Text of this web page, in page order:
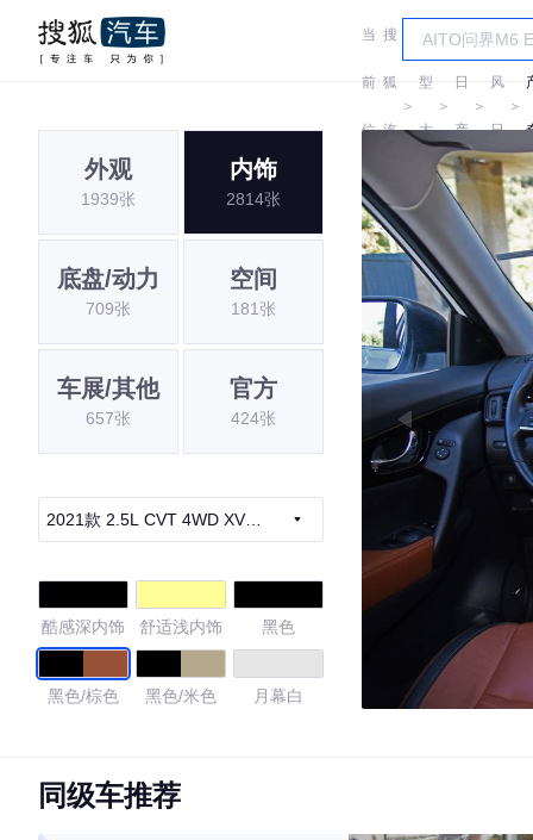
当
前
位
置:
搜
狐
汽
＞
车
型
大
＞
日
产
＞
东
风
日
产
＞
外观
1939张
内饰
2814张
底盘/动力
709张
空间
181张
车展/其他
657张
官方
424张
2021款 2.5L CVT 4WD XV
酷感深内饰 舒适浅内饰 黑色
黑色/棕色 黑色/米色 月幕白
4.65
同级车推荐